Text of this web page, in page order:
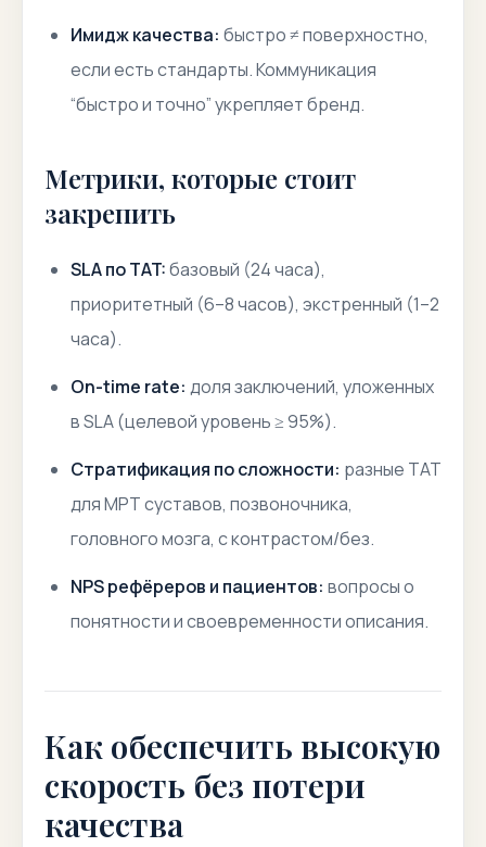
Имидж качества: быстро ≠ поверхностно,
если есть стандарты. Коммуникация
“быстро и точно” укрепляет бренд.
Метрики, которые стоит
закрепить
SLA по TAT:базовый (24 часа),
приоритетный (6–8 часов), экстренный (1–2
часа).
On-time rate: доля заключений, уложенных
в SLA (целевой уровень ≥ 95%).
Стратификация по сложности: разные TAT
для МРТ суставов, позвоночника,
головного мозга, с контрастом/без.
NPS рефёреров и пациентов: вопросы о
понятности и своевременности описания.
Как обеспечить высокую
скорость без потери
качества